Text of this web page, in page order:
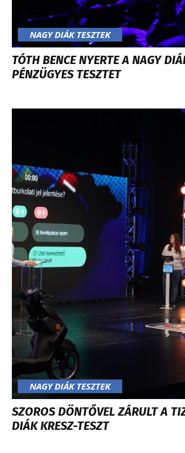
NAGY DIÁK TESZTEK
TÓTH BENCE NYERTE A NAGY
PÉNZÜGYES TESZTET
NAGY DIÁK TESZTEK
SZOROS DÖNTŐVEL ZÁRULT A
DIÁK KRESZ-TESZT